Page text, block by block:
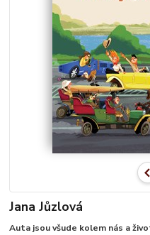
Jana Jůzlová
Auta jsou všude kolem nás a